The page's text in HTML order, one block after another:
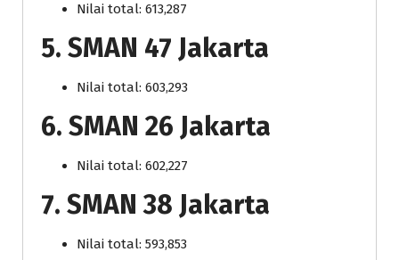
Nilai total: 613,287
5. SMAN 47 Jakarta
Nilai total: 603,293
6. SMAN 26 Jakarta
Nilai total: 602,227
7. SMAN 38 Jakarta
Nilai total: 593,853